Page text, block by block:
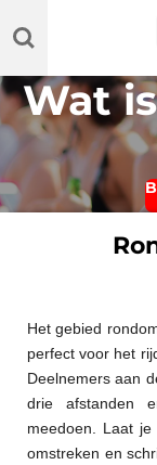
direct
de
hoofdinhoud
Wat
Het gebied
perfect voor het
Deelnemers aan
drie afstanden
meedoen. Laat
omstreken en